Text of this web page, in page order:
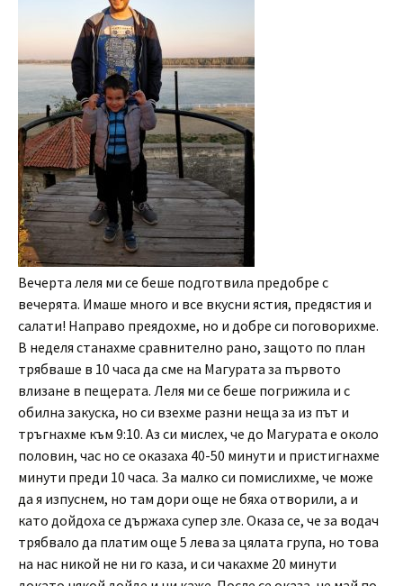
Вечерта леля ми се беше подготвила предобре с
вечерята. Имаше много и все вкусни ястия, предястия и
салати! Направо преядохме, но и добре си поговорихме.
В неделя станахме сравнително рано, защото по план
трябваше в 10 часа да сме на Магурата за първото
влизане в пещерата. Леля ми се беше погрижила и с
обилна закуска, но си взехме разни неща за из път и
тръгнахме към 9:10. Аз си мислех, че до Магурата е около
половин, час но се оказаха 40-50 минути и пристигнахме
минути преди 10 часа. За малко си помислихме, че може
да я изпуснем, но там дори още не бяха отворили, а и
като дойдоха се държаха супер зле. Оказа се, че за водач
трябвало да платим още 5 лева за цялата група, но това
на нас никой не ни го каза, и си чакахме 20 минути